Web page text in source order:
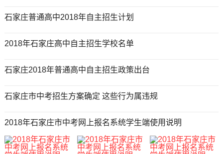
石家庄普通高中2018年自主招生计划
2018年石家庄高中自主招生学校名单
石家庄2018年普通高中自主招生政策出台
石家庄市中考招生方案确定 这些行为属违规
2018年石家庄市中考网上报名系统学生端使用说明